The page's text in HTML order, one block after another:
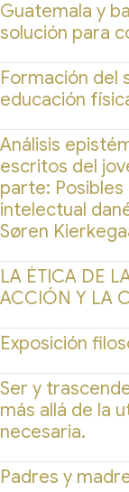
Guatemala y
solución para
Formación del
educación
Análisis
escritos del
parte:
intelectual
Søren
LA ÉTICA DE
ACCIÓN Y LA
Exposición
Ser y
más allá de la
necesaria.
Padres y